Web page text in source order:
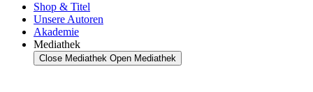
Shop & Titel
Unsere Autoren
Akademie
Mediathek
Close Mediathek Open Mediathek